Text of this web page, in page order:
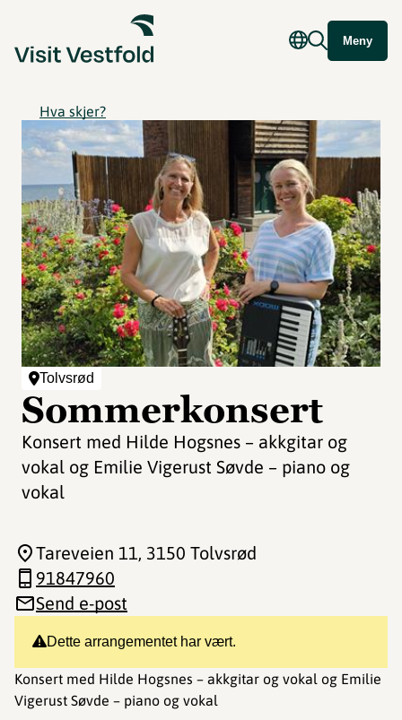
Meny
Hva skjer?
Tolvsrød
Sommerkonsert
Konsert med Hilde Hogsnes – akkgitar og
vokal og Emilie Vigerust Søvde – piano og
vokal
Dette arrangementet har vært.
Konsert med Hilde Hogsnes – akkgitar og vokal og Emilie
Vigerust Søvde – piano og vokal
Tareveien 11, 3150 Tolvsrød
91847960
Send e-post